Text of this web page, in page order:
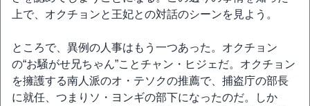
上で、オクチョンと王妃との対話のシーンを見よう。
ところで、異例の人事はもう一つあった。オクチョン
の“お騒がせ兄ちゃん”ことチャン・ヒジェだ。オクチョン
を擁護する南人派のオ・テソクの推薦で、捕盗庁の部長
に就任、つまりソ・ヨンギの部下になったのだ。しか